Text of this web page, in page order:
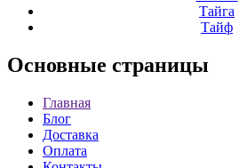
Тайга
Тайф
Основные страницы
Главная
Блог
Доставка
Оплата